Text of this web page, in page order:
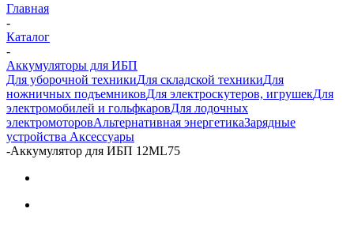
Главная
-
Каталог
-
Аккумуляторы для ИБП
Для уборочной техникиДля складской техникиДля
ножничных подъемниковДля электроскутеров, игрушекДля
электромобилей и гольфкаровДля лодочных
электромоторовАльтернативная энергетикаЗарядные
устройства Аксессуары
-Аккумулятор для ИБП 12ML75